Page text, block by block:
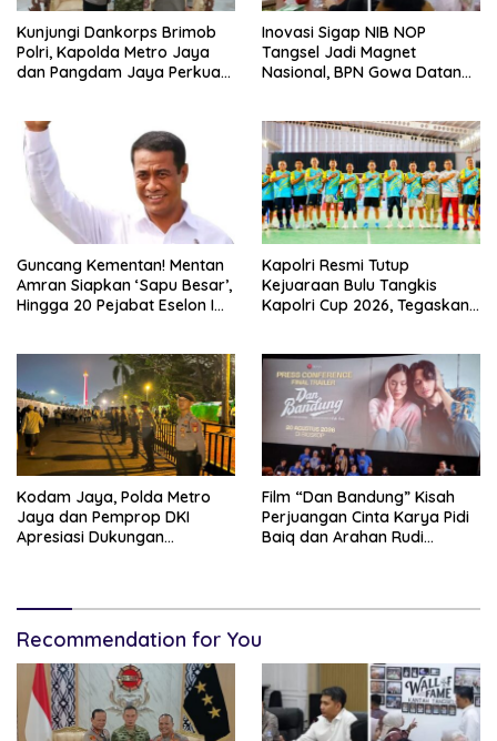
Kunjungi Dankorps Brimob
Polri, Kapolda Metro Jaya
dan Pangdam Jaya Perkuat
Inovasi Sigap NIB NOP
Tangsel Jadi Magnet
Nasional, BPN Gowa Datang
Guncang Kementan! Mentan
Amran Siapkan ‘Sapu Besar’,
Hingga 20 Pejabat Eselon I
Kapolri Resmi Tutup
Kejuaraan Bulu Tangkis
Kapolri Cup 2026, Tegaskan
Kodam Jaya, Polda Metro
Jaya dan Pemprop DKI
Apresiasi Dukungan
Film “Dan Bandung” Kisah
Perjuangan Cinta Karya Pidi
Baiq dan Arahan Rudi
Recommendation for You